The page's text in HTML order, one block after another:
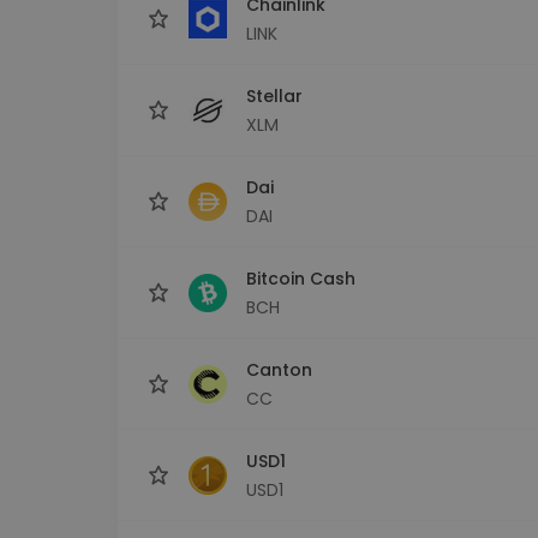
LINK
Stellar
XLM
Dai
DAI
Bitcoin Cash
BCH
Canton
CC
USD1
USD1